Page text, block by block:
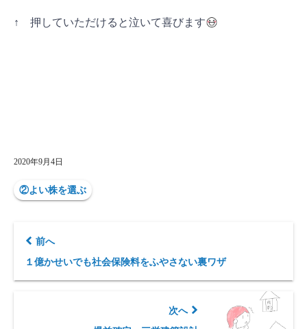
↑ 押していただけると泣いて喜びます
2020年9月4日
②よい株を選ぶ
前へ
１億かせいでも社会保険料をふやさない裏ワザ
次へ